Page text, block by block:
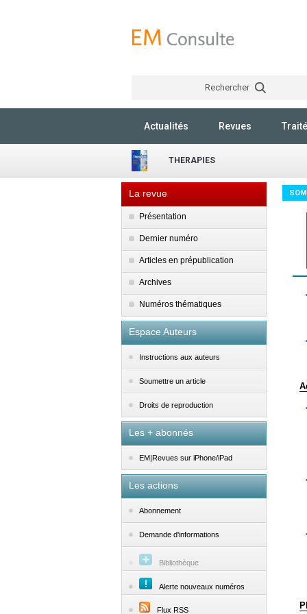
Rechercher
Actualités Revues
THERAPIES
La revue
Présentation
Dernier numéro
Articles en prépublication
Archives
Numéros thématiques
Espace Auteurs
Instructions aux auteurs
Soumettre un article
Droits de reproduction
Les + abonnés
EM|Revues sur iPhone/iPad
Les actions
Abonnement
Demande d'informations
Bibliothèque
Alerte nouveaux numéros
Flux RSS